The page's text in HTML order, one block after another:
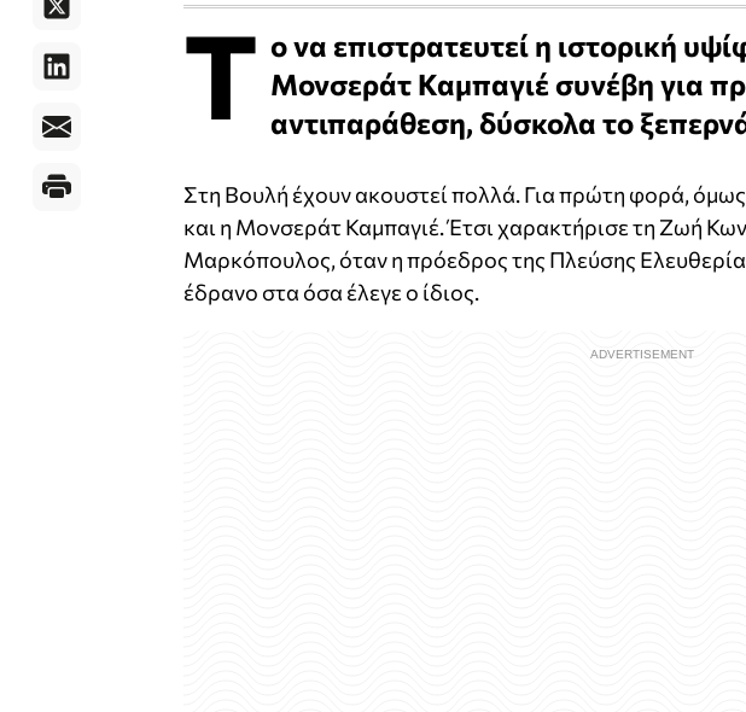
Τ ο να επιστρατευτεί η ιστορική
Μονσεράτ Καμπαγιέ συνέβη για
αντιπαράθεση, δύσκολα το
Στη Βουλή έχουν ακουστεί πολλά. Για πρώτη φορά,
και η Μονσεράτ Καμπαγιέ. Έτσι χαρακτήρισε τη Ζωή
Μαρκόπουλος, όταν η πρόεδρος της Πλεύσης
έδρανο στα όσα έλεγε ο ίδιος.